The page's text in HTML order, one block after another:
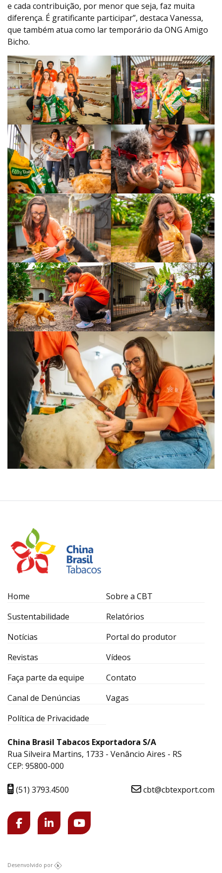
e cada contribuição, por menor que seja, faz muita
diferença. É gratificante participar”, destaca Vanessa,
que também atua como lar temporário da ONG Amigo
Bicho.
Home
Sobre a CBT
Sustentabilidade
Relatórios
Notícias
Portal do produtor
Revistas
Vídeos
Faça parte da equipe
Contato
Canal de Denúncias
Vagas
Política de Privacidade
China Brasil Tabacos Exportadora S/A
Rua Silveira Martins, 1733 - Venâncio Aires - RS
CEP: 95800-000
(51) 3793.4500 cbt@cbtexport.com
Desenvolvido por